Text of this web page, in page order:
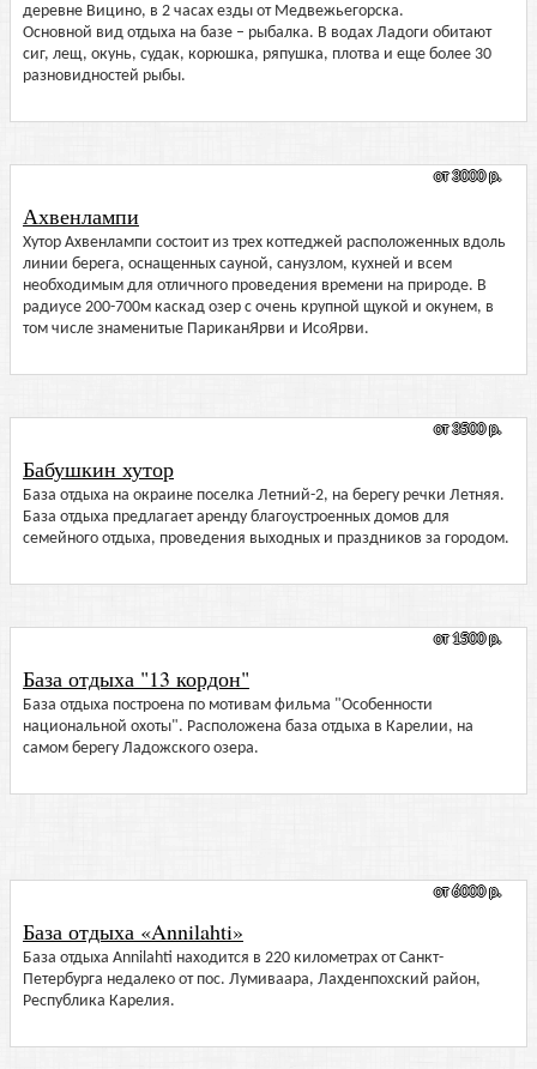
деревне Вицино, в 2 часах езды от Медвежьегорска.
Основной вид отдыха на базе – рыбалка. В водах Ладоги обитают
сиг, лещ, окунь, судак, корюшка, ряпушка, плотва и еще более 30
разновидностей рыбы.
от 3000 р.
Ахвенлампи
Хутор Ахвенлампи состоит из трех коттеджей расположенных вдоль
линии берега, оснащенных сауной, санузлом, кухней и всем
необходимым для отличного проведения времени на природе. В
радиусе 200-700м каскад озер с очень крупной щукой и окунем, в
том числе знаменитые ПариканЯрви и ИсоЯрви.
от 3500 р.
Бабушкин хутор
База отдыха на окраине поселка Летний-2, на берегу речки Летняя.
База отдыха предлагает аренду благоустроенных домов для
семейного отдыха, проведения выходных и праздников за городом.
от 1500 р.
База отдыха "13 кордон"
База отдыха построена по мотивам фильма "Особенности
национальной охоты". Расположена база отдыха в Карелии, на
самом берегу Ладожского озера.
от 6000 р.
База отдыха «Annilahti»
База отдыха Annilahti находится в 220 километрах от Санкт-
Петербурга недалеко от пос. Лумиваара, Лахденпохский район,
Республика Карелия.